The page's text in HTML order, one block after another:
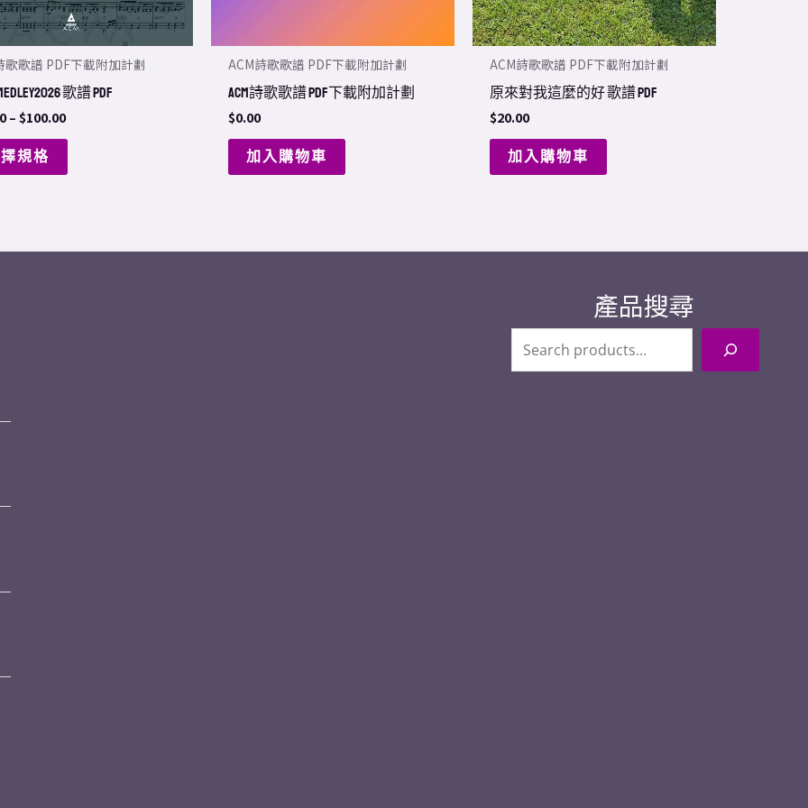
歌歌譜 PDF下載附加計劃
歌譜 PDF
–$100.00
規格
be
chosen
on
the
ACM詩歌歌譜 PDF下載附加計劃
ACM詩歌歌譜 PDF下載附加計劃
$0.00
加入購物車
ACM詩歌歌譜 PDF下載附加計劃
原來對我這麼的好 歌譜 PDF
$20.00
加入購物車
產品搜尋